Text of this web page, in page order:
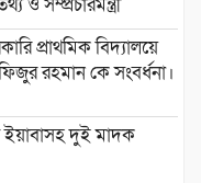
ও সম্প্রচারমন্ত্রী
প্রাথমিক বিদ্যালয়ে
রহমান কে সংবর্ধনা।
ইয়াবাসহ দুই মাদক